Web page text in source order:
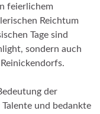
feierlichem
Reichtum
Tage sind
sondern auch
der
und bedankte